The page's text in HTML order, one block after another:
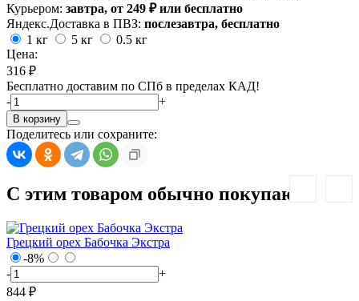
Курьером: завтра, от 249 ₽ или бесплатно
Яндекс.Доставка в ПВЗ: послезавтра, бесплатно
1 кг
5 кг
0.5 кг
Цена:
316 ₽
Бесплатно доставим по СПб в пределах КАД!
-
+
В корзину
Поделитесь или сохраните:
С этим товаром обычно покупают:
Грецкий орех Бабочка Экстра
-8%
-
+
844 ₽